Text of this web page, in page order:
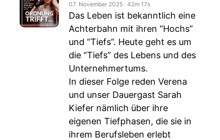
07. November 2025 ‧ 42m 17s
Das Leben ist bekanntlich eine
Achterbahn mit ihren “Hochs”
und “Tiefs”. Heute geht es um
die “Tiefs” des Lebens und des
Unternehmertums.
In dieser Folge reden Verena
und unser Dauergast Sarah
Kiefer nämlich über ihre
eigenen Tiefphasen, die sie in
ihrem Berufsleben erlebt